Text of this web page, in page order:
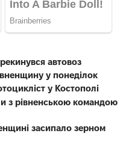
автовоз
у понеділок
у Костополі
з рівненською командою
засипало зерном